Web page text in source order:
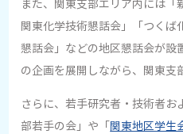
また、関東支部エリア内には
関東化学技術懇話会」「つく
懇話会」などの地区懇話会が設
の企画を展開しながら、関東支
さらに、若手研究者・技術者お
部若手の会」や「 関東地区学生